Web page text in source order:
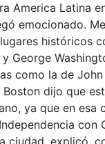
America Latina
emocionado.
históricos
George
como la de
dijo que
ya que en esa
con
ciudad, explicó,